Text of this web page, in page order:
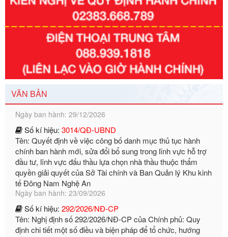
VĂN BẢN
Số kí hiệu:
351/2025/NĐ-CP
Tên: Nghị định số 351/2025/NĐ-CP của Chính phủ: Quy
định chuẩn nghèo đa chiều quốc gia giai đoạn 2026 - 2030
Ngày ban hành: 29/12/2026
Số kí hiệu:3014/QĐ-UBND
Tên: Quyết định về việc công bố danh mục thủ tục hành
chính ban hành mới, sửa đổi bổ sung trong lĩnh vực hỗ trợ
đầu tư, lĩnh vực đấu thầu lựa chọn nhà thầu thuộc thẩm
quyền giải quyết của Sở Tài chính và Ban Quản lý Khu kinh
tế Đông Nam Nghệ An
Ngày ban hành: 23/09/2026
Số kí hiệu: 292/2026/NĐ-CP
Tên: Nghị định số 292/2026/NĐ-CP của Chính phủ: Quy
định chi tiết một số điều và biện pháp để tổ chức, hướng
dẫn thi hành Luật Quản lý ngoại thương
Ngày ban hành: 21/07/2026